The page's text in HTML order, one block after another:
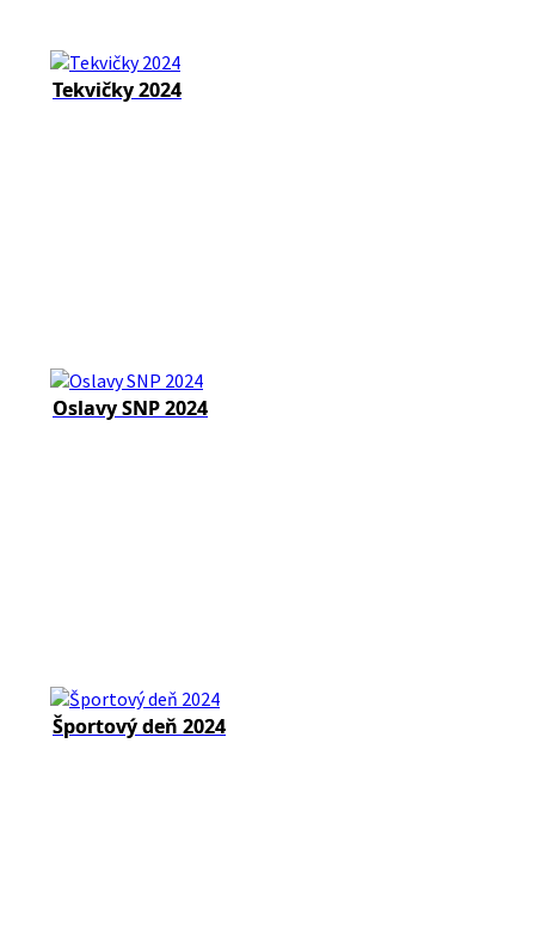
Tekvičky 2024
Oslavy SNP 2024
Športový deň 2024